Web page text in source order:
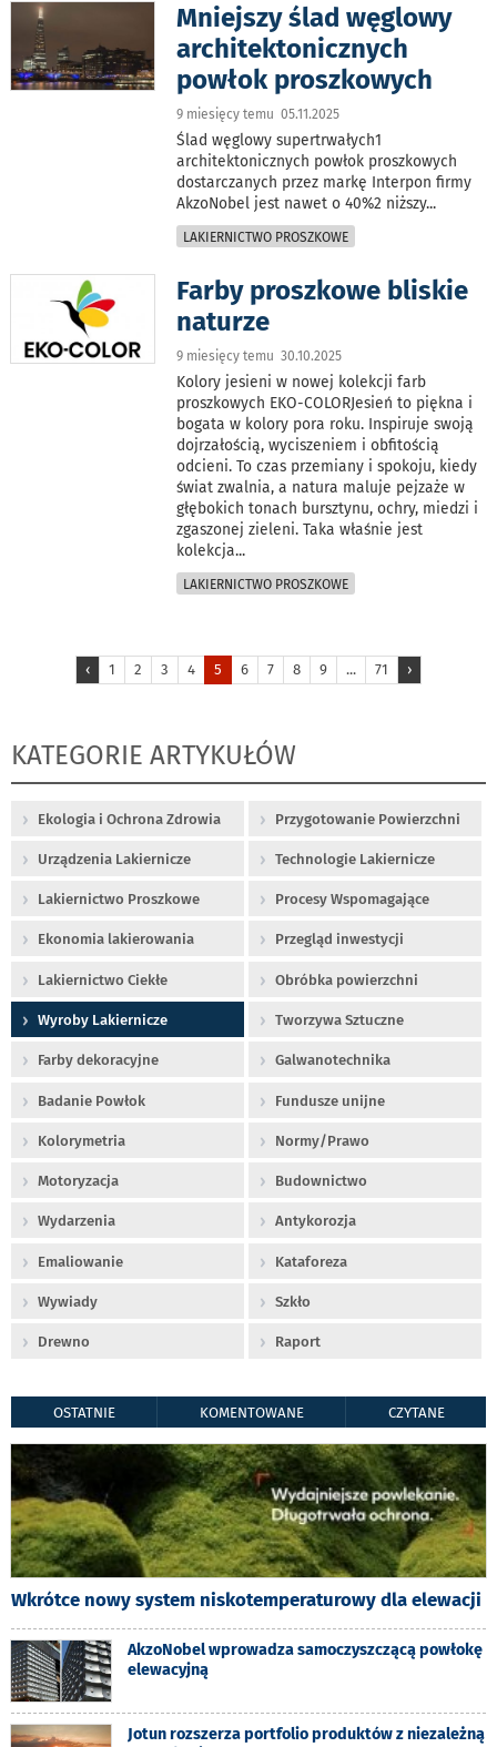
Mniejszy ślad węglowy
architektonicznych
powłok proszkowych
9 miesięcy temu 05.11.2025
Ślad węglowy supertrwałych1
architektonicznych powłok proszkowych
dostarczanych przez markę Interpon firmy
AkzoNobel jest nawet o 40%2 niższy...
LAKIERNICTWO PROSZKOWE
Farby proszkowe bliskie
naturze
9 miesięcy temu 30.10.2025
Kolory jesieni w nowej kolekcji farb
proszkowych EKO-COLORJesień to piękna i
bogata w kolory pora roku. Inspiruje swoją
dojrzałością, wyciszeniem i obfitością
odcieni. To czas przemiany i spokoju, kiedy
świat zwalnia, a natura maluje pejzaże w
głębokich tonach bursztynu, ochry, miedzi i
zgaszonej zieleni. Taka właśnie jest
kolekcja...
LAKIERNICTWO PROSZKOWE
‹ 1 2 3 4 5 6 7 8 9 ... 71 ›
KATEGORIE ARTYKUŁÓW
Ekologia i Ochrona Zdrowia Przygotowanie Powierzchni
Urządzenia Lakiernicze Technologie Lakiernicze
Lakiernictwo Proszkowe Procesy Wspomagające
Ekonomia lakierowania Przegląd inwestycji
Lakiernictwo Ciekłe Obróbka powierzchni
Wyroby Lakiernicze Tworzywa Sztuczne
Farby dekoracyjne Galwanotechnika
Badanie Powłok Fundusze unijne
Kolorymetria Normy/Prawo
Motoryzacja Budownictwo
Wydarzenia Antykorozja
Emaliowanie Kataforeza
Wywiady Szkło
Drewno Raport
OSTATNIE KOMENTOWANE CZYTANE
Wkrótce nowy system niskotemperaturowy dla elewacji
AkzoNobel wprowadza samoczyszczącą powłokę
elewacyjną
Jotun rozszerza portfolio produktów z niezależną